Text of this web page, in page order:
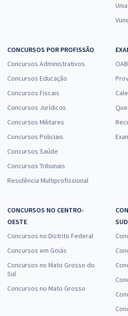
CONCURSOS POR PROFISSÃO
Concursos Administrativos
Concursos Educação
Concursos Fiscais
Concursos Jurídicos
Concursos Militares
Concursos Policiais
Concursos Saúde
Concursos Tribunais
Residência Multiprofissional
OAB
CONCURSOS NO CENTRO-
OESTE
Concursos no Distrito Federal
Concursos em Goiás
Concursos no Mato Grosso do
Sul
Concursos no Mato Grosso